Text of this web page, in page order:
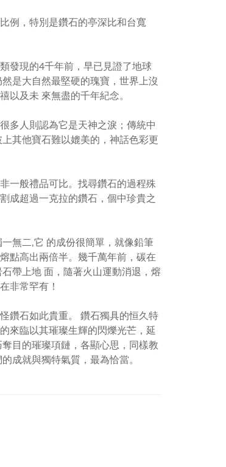
例，特別是鑽石的亭深比和台寬
發現的4千年前，早已見證了地球
是大自然最堅硬的瑰寶，世界上沒
以及未 來無盡的千年紀念。
人則認為它是天神之淚；傳統中
其他寶石難以媲美的，神話色彩更
般禮品可比。找尋鑽石的過程殊
成超過一克拉的鑽石，個中珍貴之
無二,它 的成份很簡單，就像鉛筆
點高出兩倍半。幾千萬年前，碳在
帶上地 面，隨著火山運動消退，熔
非常罕有！
石如此貴重。 鑽石獨具的恒久特
來臨以其璀璨生輝的閃爍光芒，延
目的璀璨項鏈，各顯心思，同樣教
成就與獨特氣質，最為恰當。